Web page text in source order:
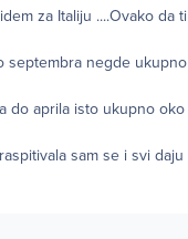
za Italiju ....Ovako da ti
septembra negde ukupno
do aprila isto ukupno oko
sam se i svi daju